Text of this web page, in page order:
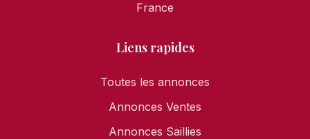
France
Liens rapides
Toutes les annonces
Annonces Ventes
Annonces Saillies